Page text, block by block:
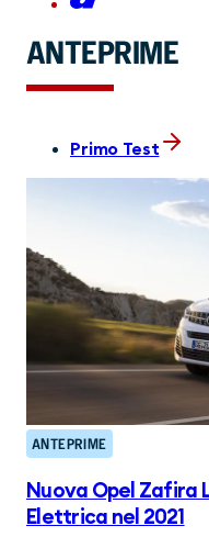
ANTEPRIME
Primo Test
ANTEPRIME
Nuova Opel Zafira
Elettrica nel 2021